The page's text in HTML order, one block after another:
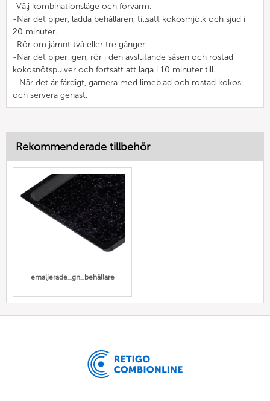
-Välj kombinationsläge och förvärm.
-När det piper, ladda behållaren, tillsätt kokosmjölk och sjud i
20 minuter.
-Rör om jämnt två eller tre gånger.
-När det piper igen, rör i den avslutande såsen och rostad
kokosnötspulver och fortsätt att laga i 10 minuter till.
- När det är färdigt, garnera med limeblad och rostad kokos
och servera genast.
Rekommenderade tillbehör
emaljerade_gn_behållare